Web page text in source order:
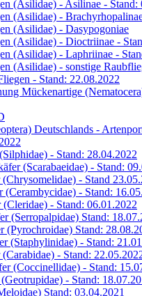
(Asilidae) - Asilinae - Stand:
(Asilidae) -
(Asilidae) - Dasypogoniae
(Asilidae) - Dioctriinae -
(Asilidae) - Laphriinae -
(Asilidae) - sonstige
- Stand: 22.08.2022
Mückenartige
Deutschlands -
- Stand: 28.04.2022
(Scarabaeidae) - Stand:
- Stand
(Cerambycidae) - Stand:
- Stand: 06.01.2022
(Serropalpidae) Stand:
(Pyrochroidae) Stand:
(Staphylinidae) - Stand:
- Stand:
(Coccinellidae) - Stand:
- Stand:
Stand: 03.04.2021